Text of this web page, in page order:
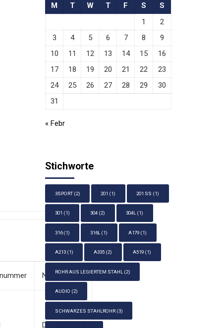
Norm
DIN1626
M
T W T F S
S
1
2
3
4 5 6 7 8
9
10
11 12 13 14 15
16
17
18 19 20 21 22
23
24
25 26 27 28 29
30
31
« Febr
Stichworte
3SPORT(2) 201 (1) 201 SS (1)
301 (1) 304 (2) 304L(1)
316(1) 316L (1) A179 (1)
A213(1) A335 (2) A519 (1)
ROHR AUS LEGIERTEM STAHL (2)
AUDIO (2)
SCHWARZES STAHLROHR(3)